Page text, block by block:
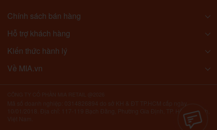
Chính sách bán hàng
Hỗ trợ khách hàng
Kiến thức hành lý
Về MIA.vn
10/01/2018. Địa chỉ: 117-119 Bạch Đằng, Phường Gia Định, TP. Hồ Chí Minh,